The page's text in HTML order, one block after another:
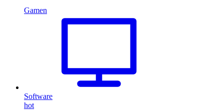
Gamen
Software
hot